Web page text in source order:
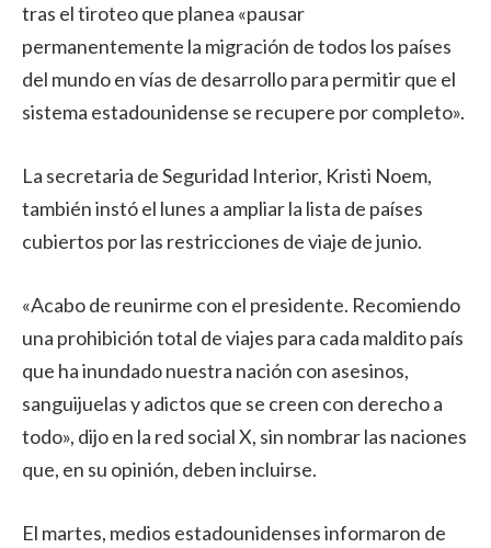
tras el tiroteo que planea «pausar
permanentemente la migración de todos los países
del mundo en vías de desarrollo para permitir que el
sistema estadounidense se recupere por completo».
La secretaria de Seguridad Interior, Kristi Noem,
también instó el lunes a ampliar la lista de países
cubiertos por las restricciones de viaje de junio.
«Acabo de reunirme con el presidente. Recomiendo
una prohibición total de viajes para cada maldito país
que ha inundado nuestra nación con asesinos,
sanguijuelas y adictos que se creen con derecho a
todo», dijo en la red social X, sin nombrar las naciones
que, en su opinión, deben incluirse.
El martes, medios estadounidenses informaron de